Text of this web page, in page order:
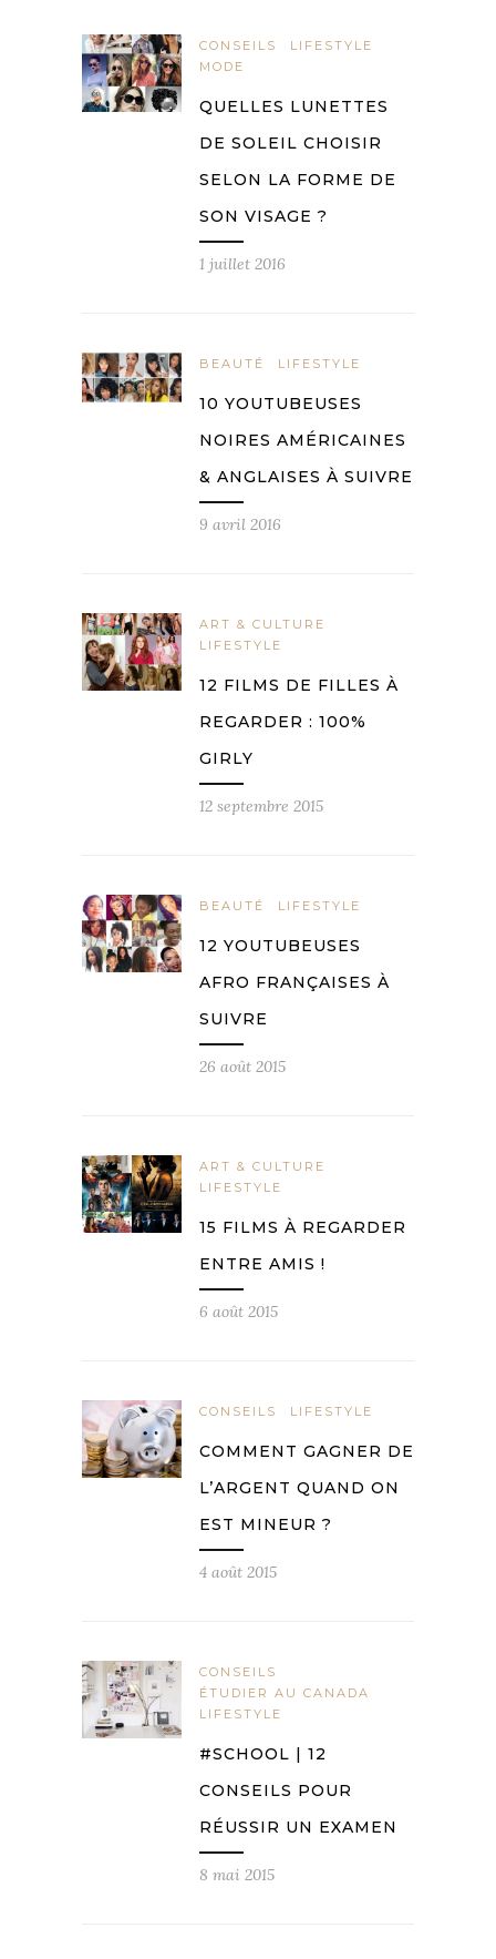
CONSEILS
LIFESTYLE
MODE
QUELLES LUNETTES
DE SOLEIL CHOISIR
SELON LA FORME DE
SON VISAGE ?
1 juillet 2016
BEAUTÉ LIFESTYLE
10 YOUTUBEUSES
NOIRES AMÉRICAINES
& ANGLAISES À SUIVRE
9 avril 2016
ART & CULTURE
LIFESTYLE
12 FILMS DE FILLES À
REGARDER : 100%
GIRLY
12 septembre 2015
BEAUTÉ LIFESTYLE
12 YOUTUBEUSES
AFRO FRANÇAISES À
SUIVRE
26 août 2015
ART & CULTURE
LIFESTYLE
15 FILMS À REGARDER
ENTRE AMIS !
6 août 2015
CONSEILS LIFESTYLE
COMMENT GAGNER DE
L’ARGENT QUAND ON
EST MINEUR ?
4 août 2015
CONSEILS
ÉTUDIER AU CANADA
LIFESTYLE
#SCHOOL | 12
CONSEILS POUR
RÉUSSIR UN EXAMEN
8 mai 2015